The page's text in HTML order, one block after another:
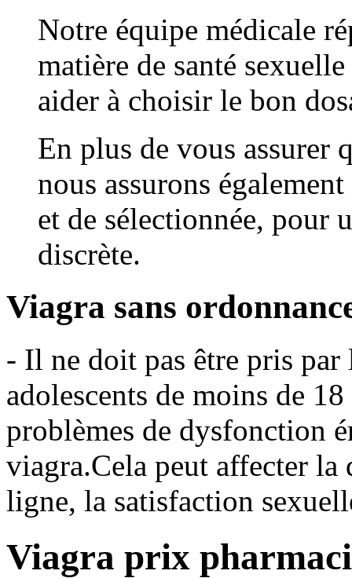
Notre équipe médicale
matière de santé
aider à choisir le bon
En plus de vous assurer
nous assurons
et de sélectionnée, pour
discrète.
Viagra sans
- Il ne doit pas être pris par
adolescents de moins de
problèmes de dysfonction
viagra.Cela peut affecter
ligne, la satisfaction
Viagra prix